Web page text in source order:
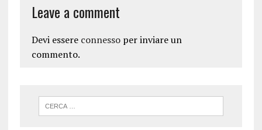
Leave a comment
Devi essere connessoper inviare un
commento.